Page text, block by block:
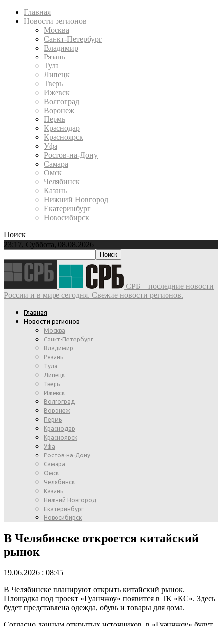
Главная
Новости регионов
Москва
Санкт-Петербург
Владимир
Рязань
Тула
Липецк
Тверь
Ижевск
Волгоград
Воронеж
Пермь
Краснодар
Красноярск
Уфа
Ростов-на-Дону
Самара
Омск
Челябинск
Казань
Нижний Новгород
Екатеринбург
Новосибирск
Поиск
23:17, Суббота, 08.08.2026
СРБ – последние новости
России и в мире сегодня. Свежие новости регионов.
Главная
Новости регионов
Москва
Санкт-Петербург
Владимир
Рязань
Тула
Липецк
Тверь
Ижевск
Волгоград
Воронеж
Пермь
Краснодар
Красноярск
Уфа
Ростов-на-Дону
Самара
Омск
Челябинск
Казань
Нижний Новгород
Екатеринбург
Новосибирск
В Челябинске откроется китайский
рынок
19.06.2026 : 08:45
В Челябинске планируют открыть китайский рынок.
Площадка под проект «Гуанчжоу» появится в ТК «КС». Здесь
будет представлена одежда, обувь и товары для дома.
Согласно данным открытых источников, в «Гуанчжоу» будут